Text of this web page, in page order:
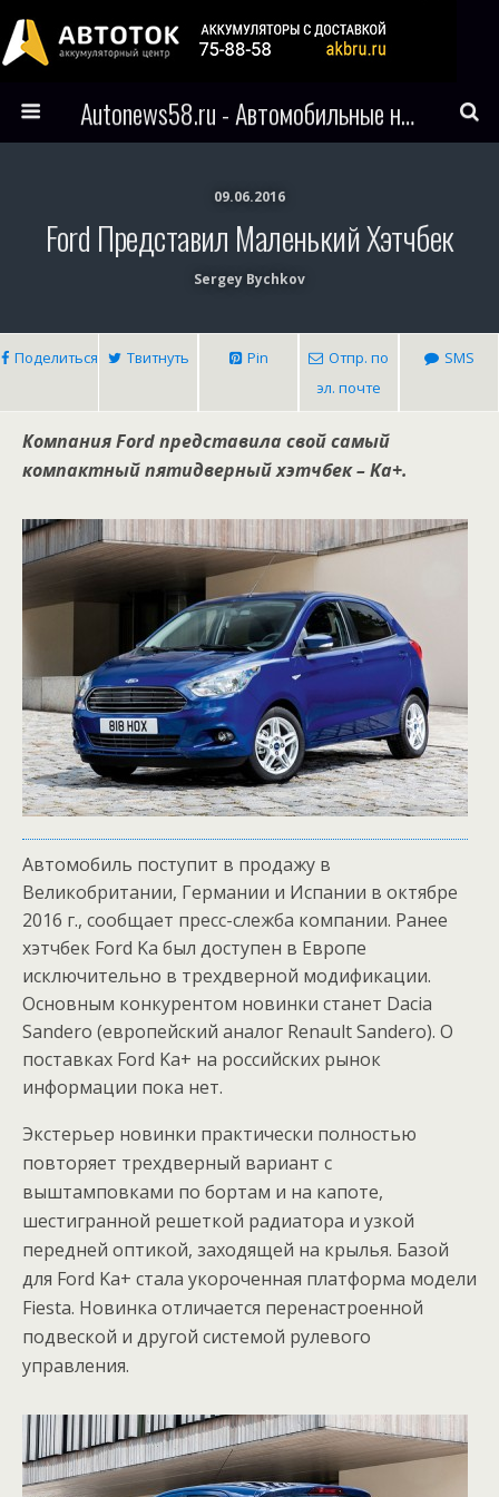
Autonews58.ru - Автомобильные новости Пензы и всего мира
09.06.2016
Ford Представил Маленький Хэтчбек
Sergey Bychkov
Поделиться Твитнуть Pin
Отпр. по
эл. почте
SMS
Компания Ford представила свой самый
компактный пятидверный хэтчбек – Ka+.
Автомобиль поступит в продажу в
Великобритании, Германии и Испании в октябре
2016 г., сообщает пресс-слежба компании. Ранее
хэтчбек Ford Ka был доступен в Европе
исключительно в трехдверной модификации.
Основным конкурентом новинки станет Dacia
Sandero (европейский аналог Renault Sandero). О
поставках Ford Ka+ на российских рынок
информации пока нет.
Экстерьер новинки практически полностью
повторяет трехдверный вариант с
выштамповками по бортам и на капоте,
шестигранной решеткой радиатора и узкой
передней оптикой, заходящей на крылья. Базой
для Ford Ka+ стала укороченная платформа модели
Fiesta. Новинка отличается перенастроенной
подвеской и другой системой рулевого
управления.